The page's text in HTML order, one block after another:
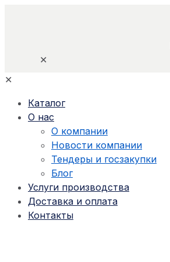
✕
✕
Каталог
О нас
О компании
Новости компании
Тендеры и госзакупки
Блог
Услуги производства
Доставка и оплата
Контакты